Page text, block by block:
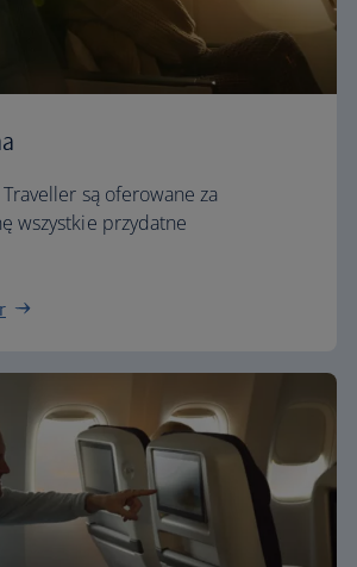
są oferowane za
wszystkie przydatne